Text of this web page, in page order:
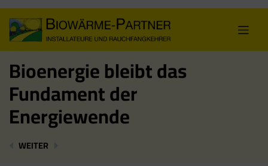
content
Bioenergie bleibt das
Fundament der
Energiewende
BIOMASSE-VERBAND PRÄSENTIERT BASISDATEN
WEITER